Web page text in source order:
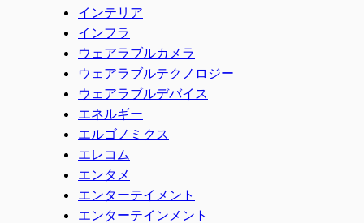
インテリア
インフラ
ウェアラブルカメラ
ウェアラブルテクノロジー
ウェアラブルデバイス
エネルギー
エルゴノミクス
エレコム
エンタメ
エンターテイメント
エンターテインメント